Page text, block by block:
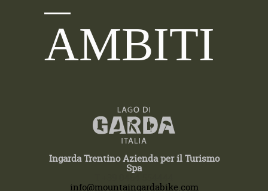
AMBITI
Ingarda Trentino Azienda per il Turismo
Spa
info@mountaingardabike.com